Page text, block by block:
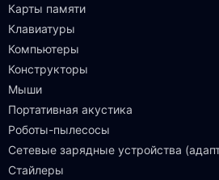
Карты памяти
Клавиатуры
Компьютеры
Конструкторы
Мыши
Портативная акустика
Роботы-пылесосы
Сетевые зарядные устройства
Стайлеры